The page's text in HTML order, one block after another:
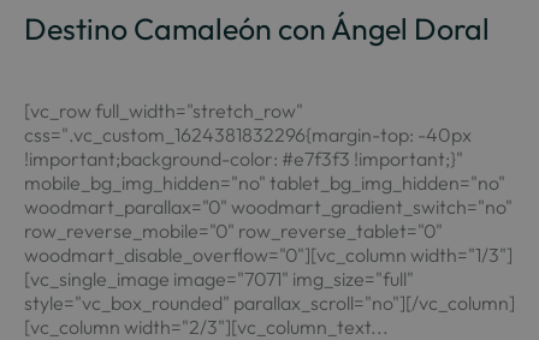
Destino Camaleón con Ángel Doral
[vc_row full_width="stretch_row"
css=".vc_custom_1624381832296{margin-top: -40px
!important;background-color: #e7f3f3 !important;}"
mobile_bg_img_hidden="no" tablet_bg_img_hidden="no"
woodmart_parallax="0" woodmart_gradient_switch="no"
row_reverse_mobile="0" row_reverse_tablet="0"
woodmart_disable_overflow="0"][vc_column width="1/3"]
[vc_single_image image="7071" img_size="full"
style="vc_box_rounded" parallax_scroll="no"][/vc_column]
[vc_column width="2/3"][vc_column_text...